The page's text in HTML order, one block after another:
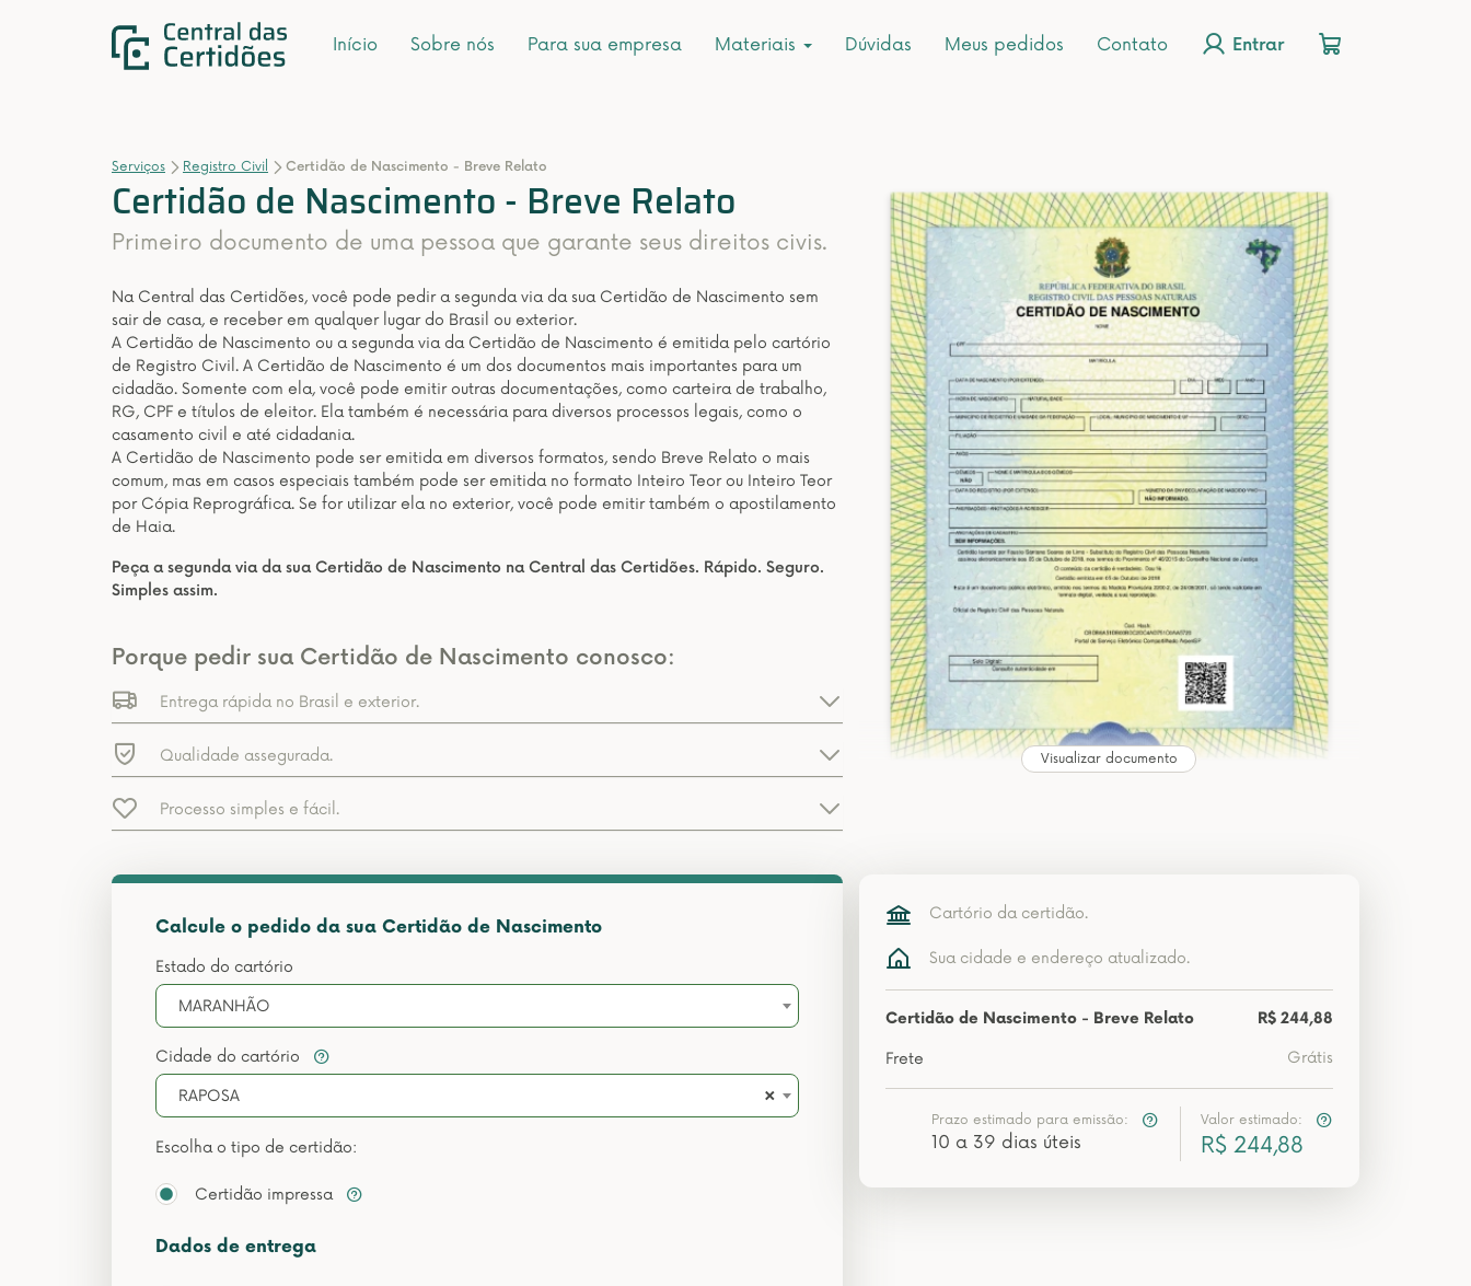
Início Sobre nós Para sua empresa Materiais Dúvidas Meus pedidos Contato Entrar
Serviços Registro Civil Certidão de Nascimento - Breve Relato
Certidão de Nascimento - Breve Relato
Primeiro documento de uma pessoa que garante seus direitos civis.
Na Central das Certidões, você pode pedir a segunda via da sua Certidão de Nascimento sem
sair de casa, e receber em qualquer lugar do Brasil ou exterior.
A Certidão de Nascimento ou a segunda via da Certidão de Nascimento é emitida pelo cartório
de Registro Civil. A Certidão de Nascimento é um dos documentos mais importantes para um
cidadão. Somente com ela, você pode emitir outras documentações, como carteira de trabalho,
RG, CPF e títulos de eleitor. Ela também é necessária para diversos processos legais, como o
casamento civil e até cidadania.
A Certidão de Nascimento pode ser emitida em diversos formatos, sendo Breve Relato o mais
comum, mas em casos especiais também pode ser emitida no formato Inteiro Teor ou Inteiro Teor
por Cópia Reprográfica. Se for utilizar ela no exterior, você pode emitir também o apostilamento
de Haia.
Peça a segunda via da sua Certidão de Nascimento na Central das Certidões. Rápido. Seguro.
Simples assim.
Porque pedir sua Certidão de Nascimento conosco:
Entrega rápida no Brasil e exterior.
Qualidade assegurada.
Processo simples e fácil.
Visualizar documento
Calcule o pedido da sua Certidão de Nascimento
Estado do cartório
MARANHÃO
Cidade do cartório
×
RAPOSA
Escolha o tipo de certidão:
Certidão impressa
Dados de entrega
Cartório da certidão.
Sua cidade e endereço atualizado.
Certidão de Nascimento - Breve Relato R$ 244,88
Frete Grátis
Prazo estimado para emissão:
10 a 39 dias úteis
Valor estimado:
R$ 244,88